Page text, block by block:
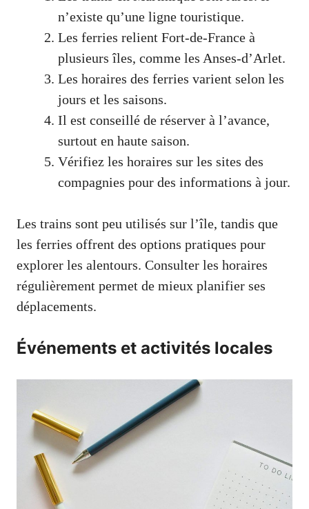
n’existe qu’une ligne touristique.
Les ferries relient Fort-de-France à
plusieurs îles, comme les Anses-d’Arlet.
Les horaires des ferries varient selon les
jours et les saisons.
Il est conseillé de réserver à l’avance,
surtout en haute saison.
Vérifiez les horaires sur les sites des
compagnies pour des informations à jour.
Les trains sont peu utilisés sur l’île, tandis que
les ferries offrent des options pratiques pour
explorer les alentours. Consulter les horaires
régulièrement permet de mieux planifier ses
déplacements.
Événements et activités locales